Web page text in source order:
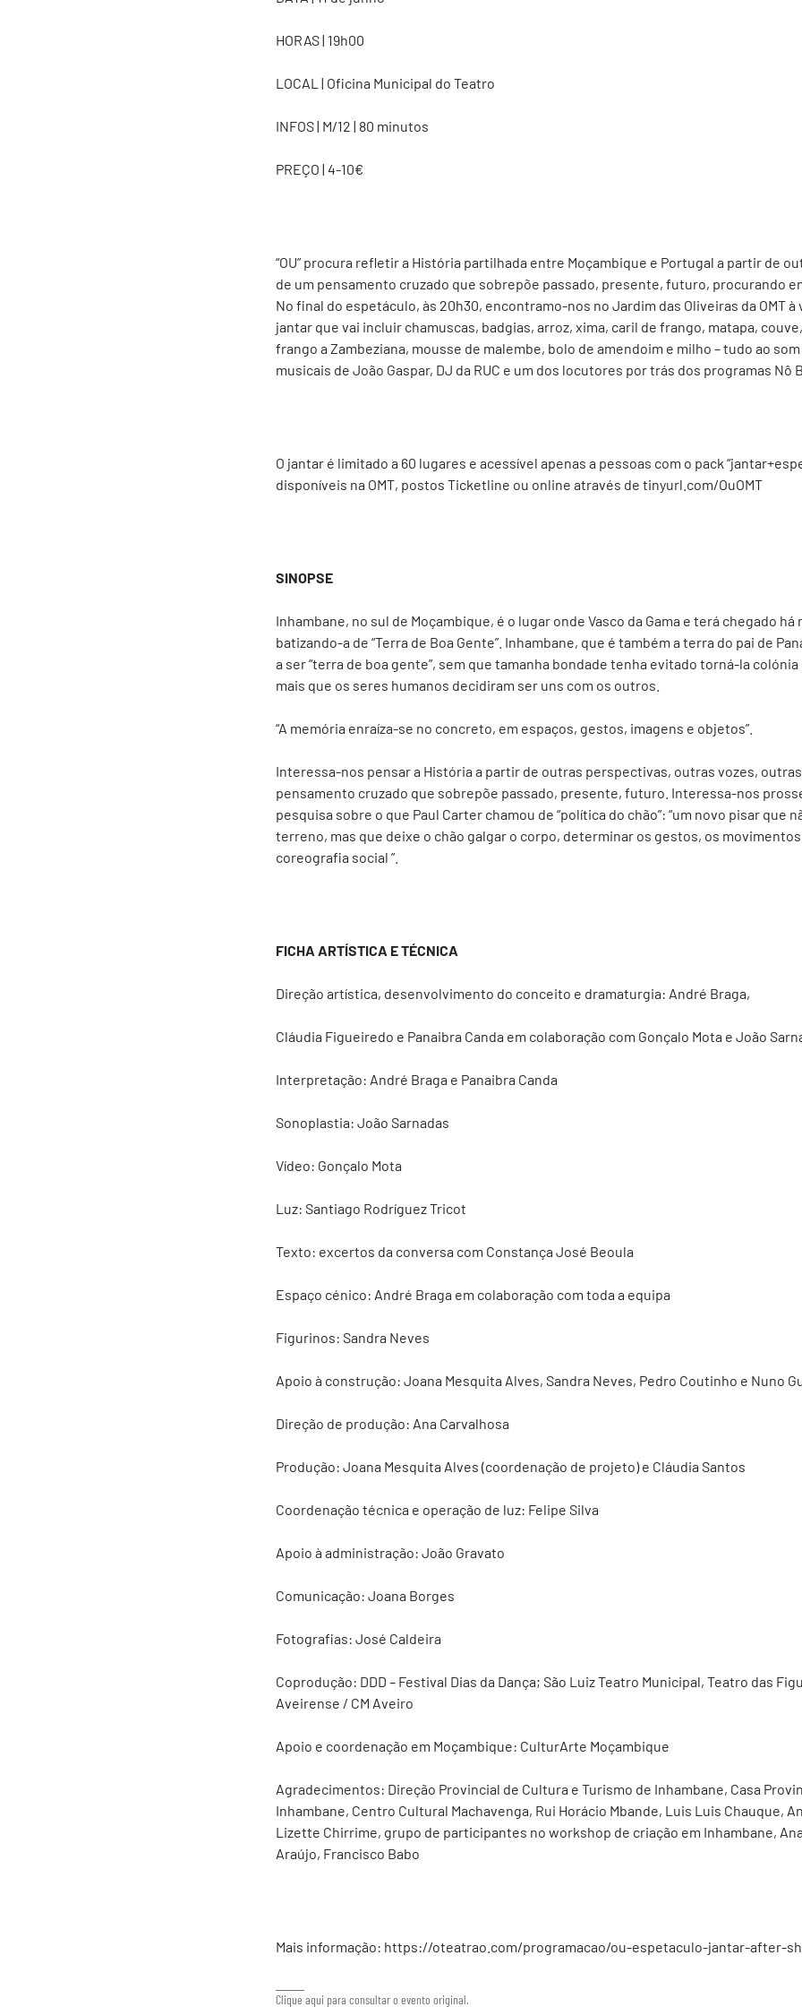
HORAS | 19h00
LOCAL | Oficina Municipal do Teatro
INFOS | M/12 | 80 minutos
PREÇO | 4-10€
“OU” procura refletir a História partilhada entre Moçambique e Portugal a partir de
de um pensamento cruzado que sobrepõe passado, presente, futuro, procurando
No final do espetáculo, às 20h30, encontramo-nos no Jardim das Oliveiras da OMT à
jantar que vai incluir chamuscas, badgias, arroz, xima, caril de frango, matapa,
frango a Zambeziana, mousse de malembe, bolo de amendoim e milho – tudo ao
musicais de João Gaspar, DJ da RUC e um dos locutores por trás dos programas Nô
O jantar é limitado a 60 lugares e acessível apenas a pessoas com o pack
disponíveis na OMT, postos Ticketline ou online através de tinyurl.com/OuOMT
SINOPSE
Inhambane, no sul de Moçambique, é o lugar onde Vasco da Gama e terá chegado há
batizando-a de “Terra de Boa Gente”. Inhambane, que é também a terra do pai de
a ser “terra de boa gente”, sem que tamanha bondade tenha evitado torná-la
mais que os seres humanos decidiram ser uns com os outros.
“A memória enraíza-se no concreto, em espaços, gestos, imagens e objetos”.
Interessa-nos pensar a História a partir de outras perspectivas, outras vozes,
pensamento cruzado que sobrepõe passado, presente, futuro. Interessa-nos
pesquisa sobre o que Paul Carter chamou de “política do chão”: “um novo pisar que
terreno, mas que deixe o chão galgar o corpo, determinar os gestos, os
coreografia social ”.
FICHA ARTÍSTICA E TÉCNICA
Direção artística, desenvolvimento do conceito e dramaturgia: André Braga,
Cláudia Figueiredo e Panaibra Canda em colaboração com Gonçalo Mota e João
Interpretação: André Braga e Panaibra Canda
Sonoplastia: João Sarnadas
Vídeo: Gonçalo Mota
Luz: Santiago Rodríguez Tricot
Texto: excertos da conversa com Constança José Beoula
Espaço cénico: André Braga em colaboração com toda a equipa
Figurinos: Sandra Neves
Apoio à construção: Joana Mesquita Alves, Sandra Neves, Pedro Coutinho e Nuno
Direção de produção: Ana Carvalhosa
Produção: Joana Mesquita Alves (coordenação de projeto) e Cláudia Santos
Coordenação técnica e operação de luz: Felipe Silva
Apoio à administração: João Gravato
Comunicação: Joana Borges
Fotografias: José Caldeira
Coprodução: DDD – Festival Dias da Dança; São Luiz Teatro Municipal, Teatro das
Aveirense / CM Aveiro
Apoio e coordenação em Moçambique: CulturArte Moçambique
Agradecimentos: Direção Provincial de Cultura e Turismo de Inhambane, Casa
Inhambane, Centro Cultural Machavenga, Rui Horácio Mbande, Luis Luis Chauque,
Lizette Chirrime, grupo de participantes no workshop de criação em Inhambane,
Araújo, Francisco Babo
Mais informação: https://oteatrao.com/programacao/ou-espetaculo-jantar-after-
Clique aqui para consultar o evento original.